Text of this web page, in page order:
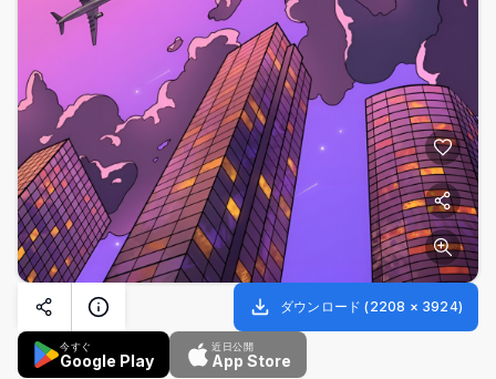
ダウンロード (2208 × 3924)
今すぐ
Google Play
近日公開
App Store